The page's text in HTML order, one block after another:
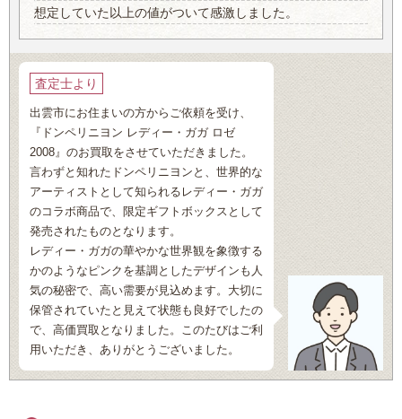
想定していた以上の値がついて感激しました。
査定士より
出雲市にお住まいの方からご依頼を受け、
『ドンペリニヨン レディー・ガガ ロゼ
2008』のお買取をさせていただきました。
言わずと知れたドンペリニヨンと、世界的な
アーティストとして知られるレディー・ガガ
のコラボ商品で、限定ギフトボックスとして
発売されたものとなります。
レディー・ガガの華やかな世界観を象徴する
かのようなピンクを基調としたデザインも人
気の秘密で、高い需要が見込めます。大切に
保管されていたと見えて状態も良好でしたの
で、高価買取となりました。このたびはご利
用いただき、ありがとうございました。